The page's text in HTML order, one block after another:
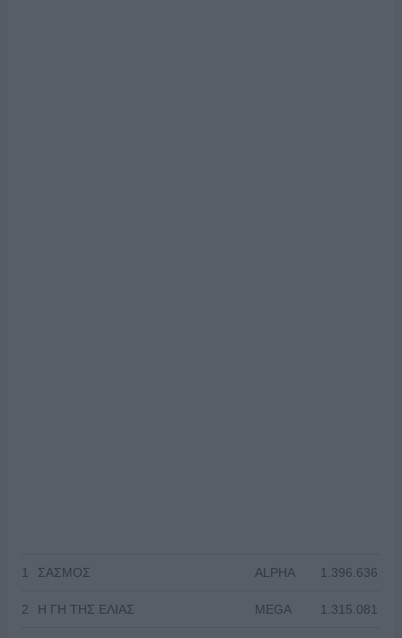
1 ΣΑΣΜΟΣ ALPHA 1.396.636
2 Η ΓΗ ΤΗΣ ΕΛΙΑΣ MEGA 1.315.081